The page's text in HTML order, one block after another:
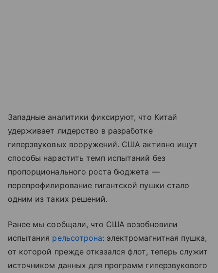
Западные аналитики фиксируют, что Китай
удерживает лидерство в разработке
гиперзвуковых вооружений. США активно ищут
способы нарастить темп испытаний без
пропорционального роста бюджета —
перепрофилирование гигантской пушки стало
одним из таких решений.
Ранее мы сообщали, что США возобновили
испытания рельсотрона: электромагнитная пушка,
от которой прежде отказался флот, теперь служит
источником данных для программ гиперзвукового